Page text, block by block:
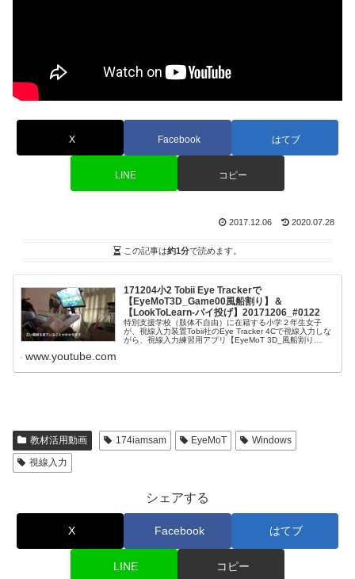
X Facebook はてブ
LINE コピー
2017.12.06 2020.07.28
この記事は約1分で読めます。
171204小2 Tobii Eye Trackerで
【EyeMoT3D_Game00風船割り】＆
【LookToLearn-パイ投げ】20171206_#0122
特別支援学校（肢体不自由）に在籍する小学２年生女子
が、視線入力装置Tobii社のEye Tracker 4Cで視線入力しな
がら、視線入力練習用アプリ【EyeMoT 3D_風船割り
www.youtube.com
教材活用動画 174iamsam EyeMoT
Windows
視線入力
シェアする
X Facebook はてブ
LINE コピー